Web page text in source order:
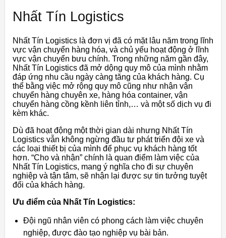
Nhất Tín Logistics
Nhất Tín Logistics là đơn vị đã có mặt lâu năm trong lĩnh
vực vận chuyển hàng hóa, và chủ yếu hoạt động ở lĩnh
vực vận chuyển bưu chính. Trong những năm gần đây,
Nhất Tín Logistics đã mở dộng quy mô của mình nhằm
đáp ứng nhu cầu ngày càng tăng của khách hàng. Cụ
thể bằng việc mở rộng quy mô cũng như nhận vận
chuyển hàng chuyên xe, hàng hóa container, vận
chuyển hàng cồng kềnh liên tỉnh,… và một số dịch vụ đi
kèm khác.
Dù đã hoạt động một thời gian dài nhưng Nhất Tín
Logistics vẫn không ngừng đầu tư phát triển đội xe và
các loại thiết bị của mình để phục vụ khách hàng tốt
hơn. “Cho và nhận” chính là quan điểm làm việc của
Nhất Tín Logistics, mang ý nghĩa cho đi sự chuyên
nghiệp và tận tâm, sẽ nhận lại được sự tin tưởng tuyệt
đối của khách hàng.
Ưu điểm của Nhất Tín Logistics:
Đội ngũ nhân viên có phong cách làm việc chuyên
nghiệp, được đào tạo nghiệp vụ bài bản.